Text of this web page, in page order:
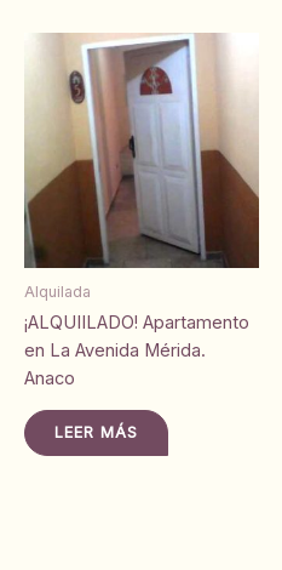
Alquilada
¡ALQUIILADO! Apartamento
en La Avenida Mérida.
Anaco
LEER MÁS